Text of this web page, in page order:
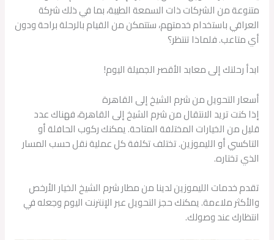
متنوعة من الشركات ذات السمعة الطيبة، بما في ذلك شركة
العراقي باستخدام خدمتهم، ستتمكن من القيام بالرحلة براحة ودون
أي متاعب. فلماذا تنتظر؟
ابدأ رحلتك إلى معابد الأقصر الجميلة اليوم!
أسعار التحويل من شرم الشيخ إلى القاهرة
إذا كنت تريد الانتقال من شرم الشيخ إلى القاهرة، فهناك عدد
قليل من الخيارات المختلفة المتاحة. يمكنك ركوب الحافلة أو
التاكسي أو الليموزين. تختلف تكلفة كل عملية نقل حسب المسار
الذي تختاره.
تقدم خدمات الليموزين لدينا من مطار شرم الشيخ الخيار الأرخص
والأكثر ملاءمة. يمكنك حجز التحويل عبر الإنترنت اليوم وجعله في
انتظارك عند وصولك.